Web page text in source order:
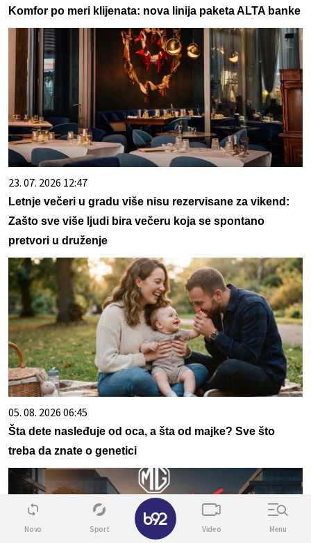
Komfor po meri klijenata: nova linija paketa ALTA banke
23. 07. 2026 12:47
Letnje večeri u gradu više nisu rezervisane za vikend:
Zašto sve više ljudi bira večeru koja se spontano
pretvori u druženje
05. 08. 2026 06:45
Šta dete nasleđuje od oca, a šta od majke? Sve što
treba da znate o genetici
Novo Sport Video Menu
✕